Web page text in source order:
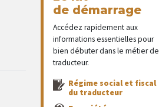
de démarrage
Accédez rapidement aux
informations essentielles pour
bien débuter dans le métier de
traducteur.
Régime social et fiscal
du traducteur